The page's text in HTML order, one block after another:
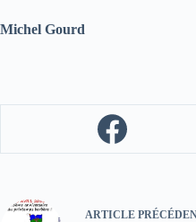
Michel Gourd
ARTICLE